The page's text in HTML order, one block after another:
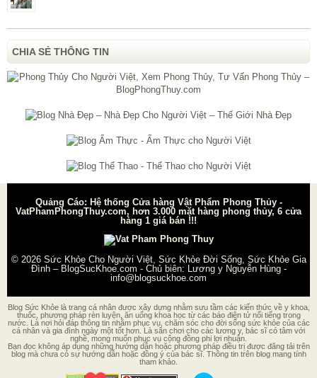
CHIA SẺ THÔNG TIN
Quảng Cáo: Hệ thống Cửa hàng Vật Phẩm Phong Thủy -
VatPhamPhongThuy.com, hơn 3.000 mặt hàng phong thủy, 6 cửa
hàng 1 giá bán !!!
© 2026 Sức Khỏe Cho Người Việt, Sức Khỏe Đời Sống, Sức Khỏe Gia
Đình – BlogSucKhoe.com - Chủ biên: Lương y Nguyễn Hùng-
info@blogsuckhoe.com
Blog Sức Khỏe là trang cá nhân được xây dựng nhằm sưu tầm các kiến thức về y khoa,
thuốc, phương pháp rèn luyện, ăn uống khoa học từ các báo điện tử nổi tiếng trong
nước. Là nơi hỏi đáp thông tin nhằm phục vụ, chăm sóc cho đời sống sức khỏe của các
cá nhân và gia đình ngày một tốt hơn. Là sân chơi cho các lương y, bác sĩ có tâm với
nghề, mong muốn phục vụ cộng đồng phi lợi nhuận.
Bạn đọc không áp dụng những hướng dẫn hoặc phương pháp điều trị được đăng tải trên
blog mà chưa có sự hướng dẫn hoặc đồng ý của bác sĩ. Thông tin trên blog mang tính
tham khảo.